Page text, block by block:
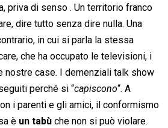
priva di senso . Un territorio franco
dire tutto senza dire nulla. Una
in cui si parla la stessa
che ha occupato le televisioni, i
nostre case. I demenziali talk show
perché si “capiscono“. A
i parenti e gli amici, il conformismo
è un tabù che non si può violare.